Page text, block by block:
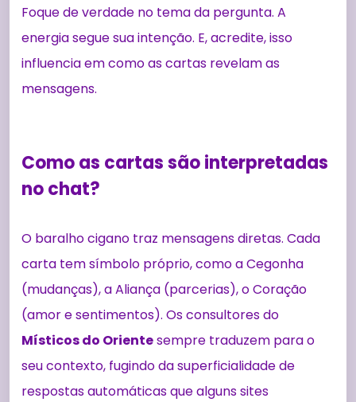
Foque de verdade no tema da pergunta. A
energia segue sua intenção. E, acredite, isso
influencia em como as cartas revelam as
mensagens.
Como as cartas são interpretadas
no chat?
O baralho cigano traz mensagens diretas. Cada
carta tem símbolo próprio, como a Cegonha
(mudanças), a Aliança (parcerias), o Coração
(amor e sentimentos). Os consultores do
Místicos do Orientesempre traduzem para o
seu contexto, fugindo da superficialidade de
respostas automáticas que alguns sites